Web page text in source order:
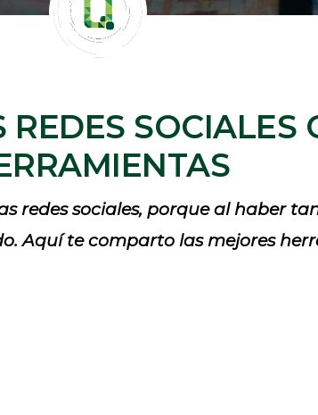
SOCIALES
redes sociales, porque al haber
Aquí te comparto las mejores